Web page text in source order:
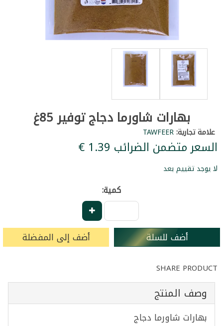
بهارات شاورما دجاج توفير 85غ
علامة تجارية:TAWFEER
السعر متضمن الضرائب ‏1.39 €
لا يوجد تقييم بعد
كمية:
أضف للسلة أضف إلى المفضلة
SHARE PRODUCT
وصف المنتج
بهارات شاورما دجاج